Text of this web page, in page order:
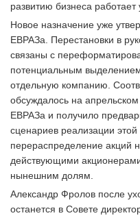
развитию бизнеса работает
Новое назначение уже
ЕВРАЗа. Перестановки в
связаны с
потенциальным
отдельную компанию.
обсуждалось на
ЕВРАЗа и получило
сценариев реализации этой
перераспределение акций
действующими
нынешним долям.
Александр Фролов после
останется в Совете